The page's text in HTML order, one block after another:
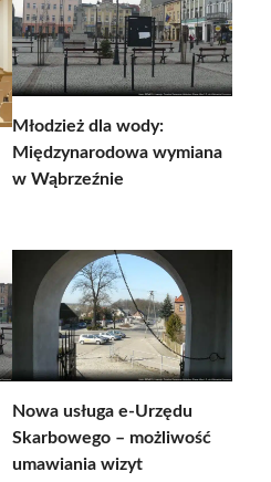
Młodzież dla wody:
Międzynarodowa wymiana
w Wąbrzeźnie
Nowa usługa e-Urzędu
Skarbowego – możliwość
umawiania wizyt